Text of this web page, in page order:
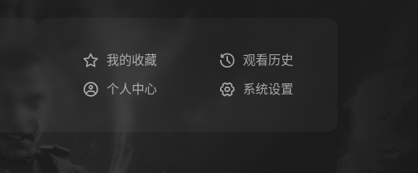
我的收藏 观看历史
个人中心 系统设置